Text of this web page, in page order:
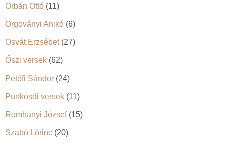
Orbán Ottó (11)
Orgoványi Anikó (6)
Osvát Erzsébet(27)
Őszi versek (62)
Petőfi Sándor (24)
Pünkösdi versek (11)
Romhányi József(15)
Szabó Lőrinc (20)